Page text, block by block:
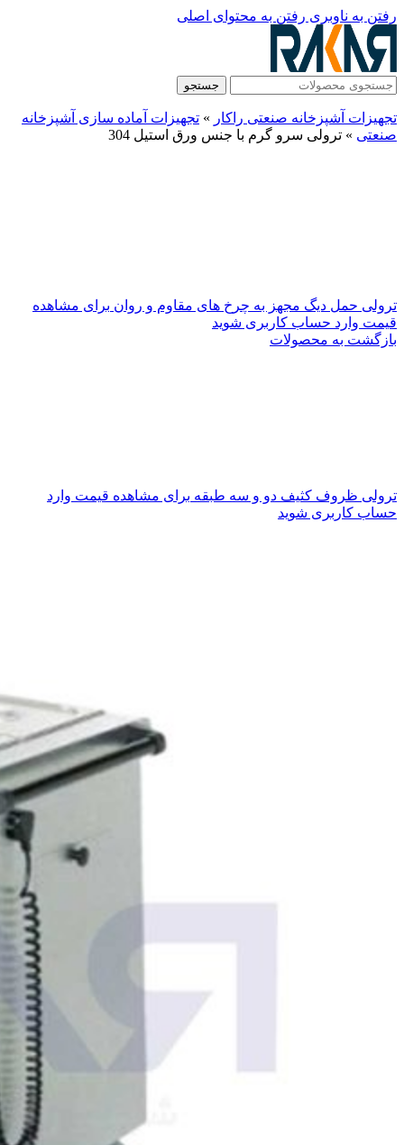
رفتن به ناوبری رفتن به محتوای اصلی
جستجو
تجهیزات آشپزخانه صنعتی راکار » تجهیزات آماده سازی آشپزخانه
صنعتی » ترولی سرو گرم با جنس ورق استیل 304
ترولی حمل دیگ مجهز به چرخ های مقاوم و روان برای مشاهده
قیمت وارد حساب کاربری شوید
بازگشت به محصولات
ترولی ظروف کثیف دو و سه طبقه برای مشاهده قیمت وارد
حساب کاربری شوید